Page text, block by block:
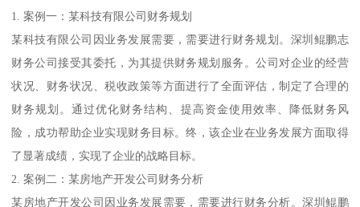
1. 案例一：某科技有限公司财务规划
某科技有限公司因业务发展需要，需要进行财务规划。深圳鲲鹏志
财务公司接受其委托，为其提供财务规划服务。公司对企业的经营
状况、财务状况、税收政策等方面进行了全面评估，制定了合理的
财务规划。通过优化财务结构、提高资金使用效率、降低财务风
险，成功帮助企业实现财务目标。终，该企业在业务发展方面取得
了显著成绩，实现了企业的战略目标。
2. 案例二：某房地产开发公司财务分析
某房地产开发公司因业务发展需要，需要进行财务分析。深圳鲲鹏